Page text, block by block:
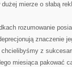
mierze o słabą
rozumowanie
znaczenie
z
miesiąca pakować